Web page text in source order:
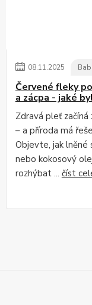
08.11.2025
Červené fleky
a zácpa - jaké
Zdravá pleť
– a příroda má
Objevte, jak lněné
nebo kokosový
rozhýbat ... číst